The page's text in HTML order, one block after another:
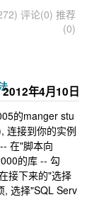
评论(0) 推荐
(0)
2012年4月10日
的manger stu
连接到你的实例
在"脚本向
的库 -- 勾
接下来的"选择
, 选择"SQL Serv